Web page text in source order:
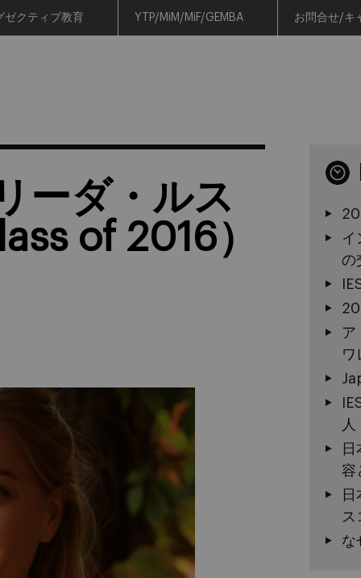
ゼクティブ教育 YTP/MiM/MiF/GEMBA お問合せ/キ
ーダ・ルス
of 2016）
イ
の
ア
ワ
人
容
ス
な